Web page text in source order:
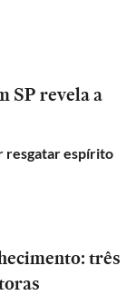
SP revela a
resgatar espírito
três